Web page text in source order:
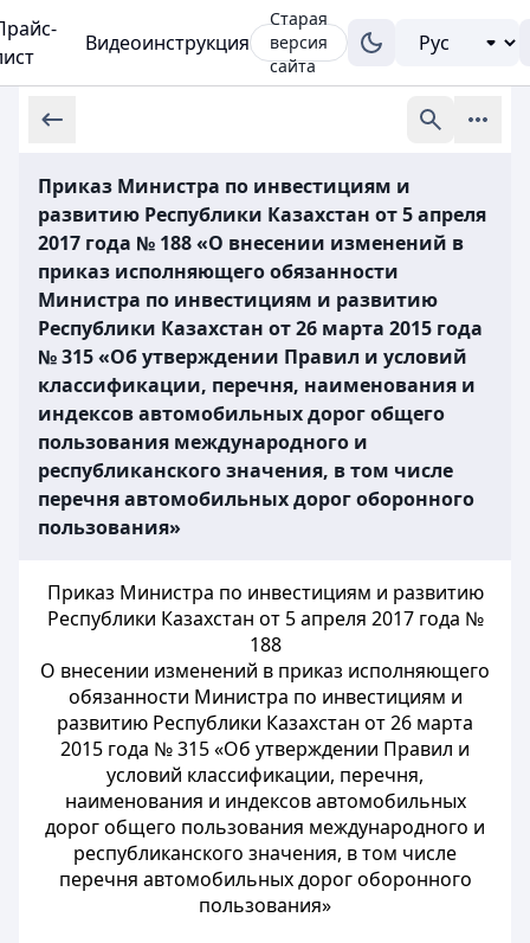
Видеоинструкция
Старая
версия
сайта
Приказ Министра по инвестициям и
развитию Республики Казахстан от 5 апреля
2017 года № 188 «О внесении изменений в
приказ исполняющего обязанности
Министра по инвестициям и развитию
Республики Казахстан от 26 марта 2015 года
№ 315 «Об утверждении Правил и условий
классификации, перечня, наименования и
индексов автомобильных дорог общего
пользования международного и
республиканского значения, в том числе
перечня автомобильных дорог оборонного
пользования»
Приказ Министра по инвестициям и развитию
Республики Казахстан от 5 апреля 2017 года №
188
О внесении изменений в приказ исполняющего
обязанности Министра по инвестициям и
развитию Республики Казахстан от 26 марта
2015 года № 315 «Об утверждении Правил и
условий классификации, перечня,
наименования и индексов автомобильных
дорог общего пользования международного и
республиканского значения, в том числе
перечня автомобильных дорог оборонного
пользования»